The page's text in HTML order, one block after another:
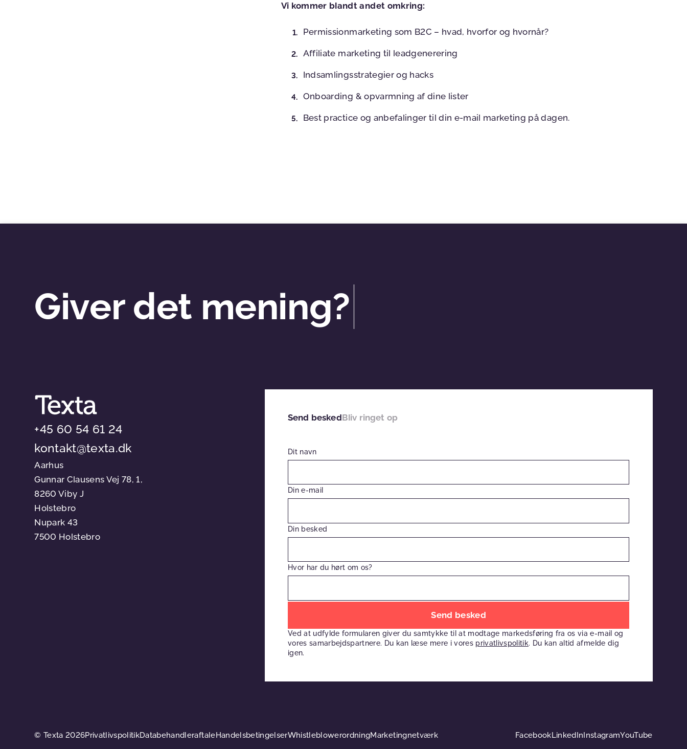
Vi kommer blandt andet omkring:
Permissionmarketing som B2C – hvad, hvorfor og hvornår?
Affiliate marketing til leadgenerering
Indsamlingsstrategier og hacks
Onboarding & opvarmning af dine lister
Best practice og anbefalinger til din e-mail marketing på dagen.
Giver det mening?
Send beskedBliv ringet op
Dit navn
Din e-mail
Din besked
Hvor har du hørt om os?
dette
felt
Ved at udfylde formularen giver du samtykke til at modtage markedsføring fra os via e-mail og
vores samarbejdspartnere. Du kan læse mere i vores privatlivspolitik. Du kan altid afmelde dig
igen.
+45 60 54 61 24
kontakt@texta.dk
Aarhus
Gunnar Clausens Vej 78, 1,
8260 Viby J
Holstebro
Nupark 43
7500 Holstebro
© Texta 2026PrivatlivspolitikDatabehandleraftaleHandelsbetingelserWhistleblowerordningMarketingnetværk FacebookLinkedInInstagramYouTube